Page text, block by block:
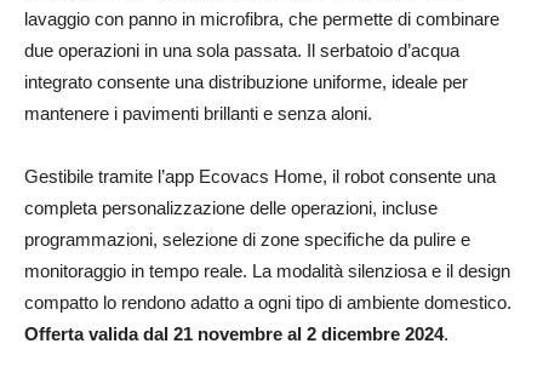
lavaggio con panno in microfibra, che permette di combinare
due operazioni in una sola passata. Il serbatoio d’acqua
integrato consente una distribuzione uniforme, ideale per
mantenere i pavimenti brillanti e senza aloni.
Gestibile tramite l’app Ecovacs Home, il robot consente una
completa personalizzazione delle operazioni, incluse
programmazioni, selezione di zone specifiche da pulire e
monitoraggio in tempo reale. La modalità silenziosa e il design
compatto lo rendono adatto a ogni tipo di ambiente domestico.
Offerta valida dal 21 novembre al 2 dicembre 2024.